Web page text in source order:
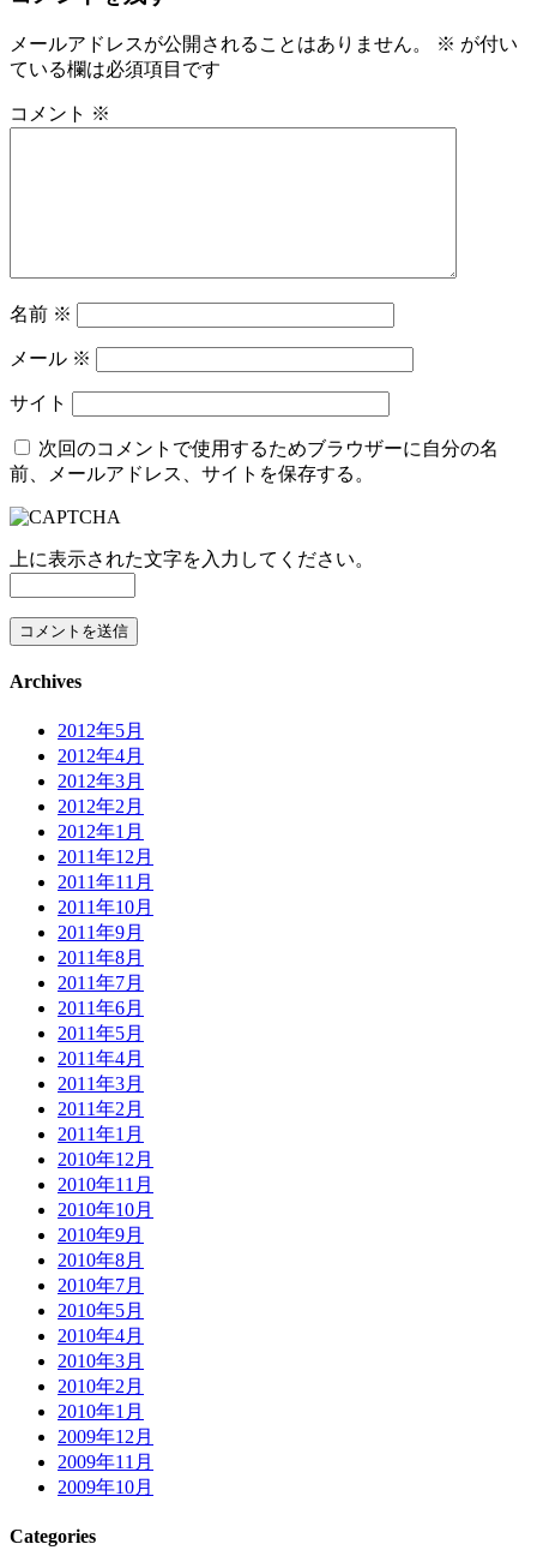
メールアドレスが公開されることはありません。 ※ が付い
ている欄は必須項目です
コメント ※
名前 ※
メール ※
サイト
次回のコメントで使用するためブラウザーに自分の名
前、メールアドレス、サイトを保存する。
上に表示された文字を入力してください。
Archives
2012年5月
2012年4月
2012年3月
2012年2月
2012年1月
2011年12月
2011年11月
2011年10月
2011年9月
2011年8月
2011年7月
2011年6月
2011年5月
2011年4月
2011年3月
2011年2月
2011年1月
2010年12月
2010年11月
2010年10月
2010年9月
2010年8月
2010年7月
2010年5月
2010年4月
2010年3月
2010年2月
2010年1月
2009年12月
2009年11月
2009年10月
Categories